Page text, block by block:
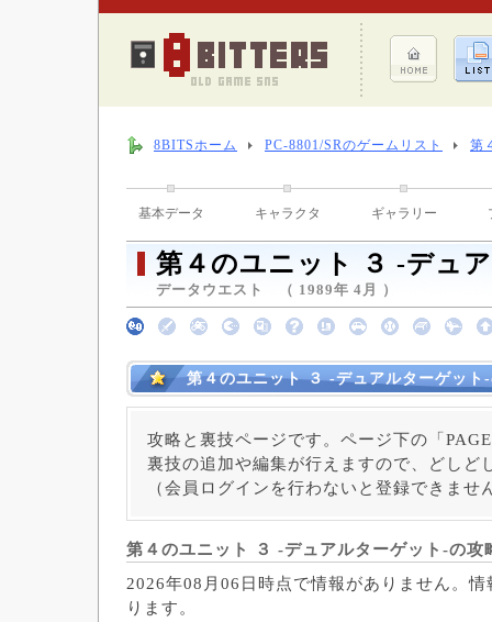
8BITSホーム PC-8801/SRのゲームリスト 第
基本データ キャラクタ ギャラリー
第４のユニット ３ -デュ
データウエスト （ 1989年 4月 ）
第４のユニット ３ -デュアルターゲット
攻略と裏技ページです。ページ下の「
裏技の追加や編集が行えますので、どしど
（会員ログインを行わないと登録できませ
第４のユニット ３ -デュアルターゲット-の攻
2026年08月06日時点で情報がありません。
ります。